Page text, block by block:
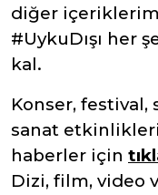
diğer
#UykuDışı her
kal.
Konser,
sanat
haberler için
Dizi, film, video